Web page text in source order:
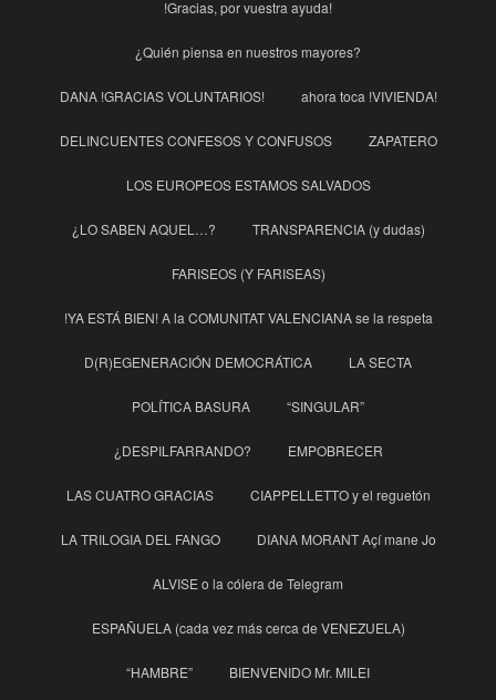
!Gracias, por vuestra ayuda!
¿Quién piensa en nuestros mayores?
DANA !GRACIAS VOLUNTARIOS! ahora toca !VIVIENDA!
DELINCUENTES CONFESOS Y CONFUSOS ZAPATERO
LOS EUROPEOS ESTAMOS SALVADOS
¿LO SABEN AQUEL…? TRANSPARENCIA (y dudas)
FARISEOS (Y FARISEAS)
!YA ESTÁ BIEN! A la COMUNITAT VALENCIANA se la respeta
D(R)EGENERACIÓN DEMOCRÁTICA LA SECTA
POLÍTICA BASURA “SINGULAR”
¿DESPILFARRANDO? EMPOBRECER
LAS CUATRO GRACIAS CIAPPELLETTO y el reguetón
LA TRILOGIA DEL FANGO DIANA MORANT Açí mane Jo
ALVISE o la cólera de Telegram
ESPAÑUELA (cada vez más cerca de VENEZUELA)
“HAMBRE” BIENVENIDO Mr. MILEI